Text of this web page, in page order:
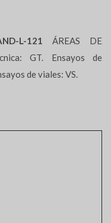
L-121 ÁREAS DE
GT. Ensayos de
de viales: VS.